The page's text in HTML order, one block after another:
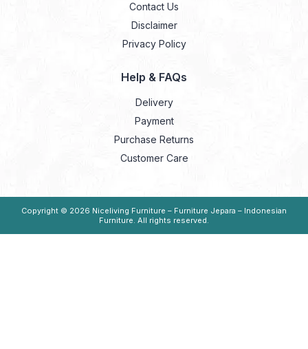
Contact Us
Disclaimer
Privacy Policy
Help & FAQs
Delivery
Payment
Purchase Returns
Customer Care
Copyright © 2026 Niceliving Furniture – Furniture Jepara – Indonesian
Furniture. All rights reserved.